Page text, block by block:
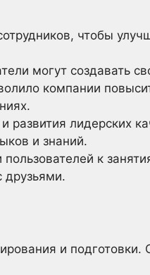
чтобы
могут создавать
компании
развития лидерских
и знаний.
к
друзьями.
и подготовки.